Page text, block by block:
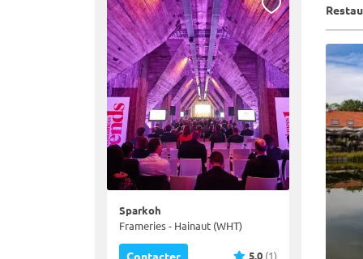
Sparkoh
Frameries - Hainaut (WHT)
Contacter 5.0 (1)